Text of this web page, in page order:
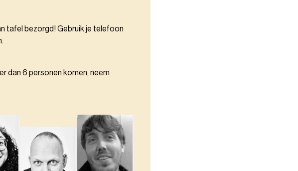
tafel bezorgd! Gebruik je telefoon
dan 6 personen komen, neem